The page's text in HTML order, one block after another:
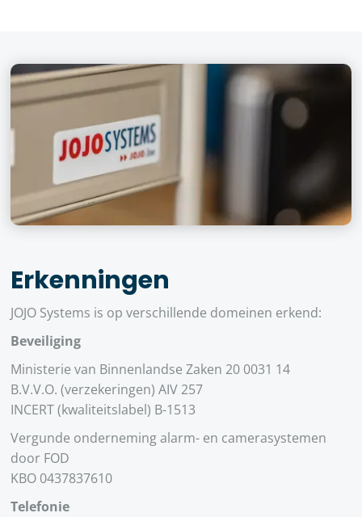
Erkenningen
JOJO Systems is op verschillende domeinen erkend:
Beveiliging
Ministerie van Binnenlandse Zaken 20 0031 14
B.V.V.O. (verzekeringen) AIV 257
INCERT (kwaliteitslabel) B-1513
Vergunde onderneming alarm- en camerasystemen
door FOD
KBO 0437837610
Telefonie